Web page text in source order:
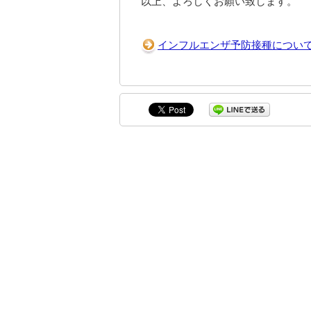
インフルエンザ予防接種につい